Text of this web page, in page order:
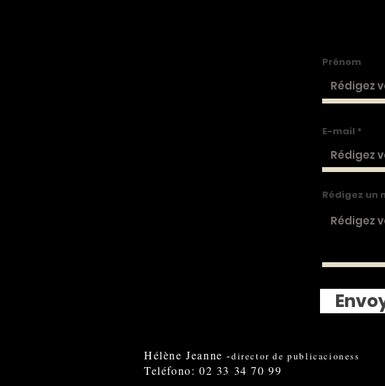
Prénom
E-mail
Rédigez un
Hélène Jeanne -director de publicacioness
Teléfono: 02 33 34 70 99